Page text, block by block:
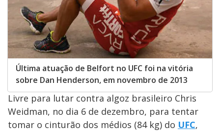
Última atuação de Belfort no UFC foi na vitória
sobre Dan Henderson, em novembro de 2013
Livre para lutar contra algoz brasileiro Chris
Weidman, no dia 6 de dezembro, para tentar
tomar o cinturão dos médios (84 kg) do UFC,